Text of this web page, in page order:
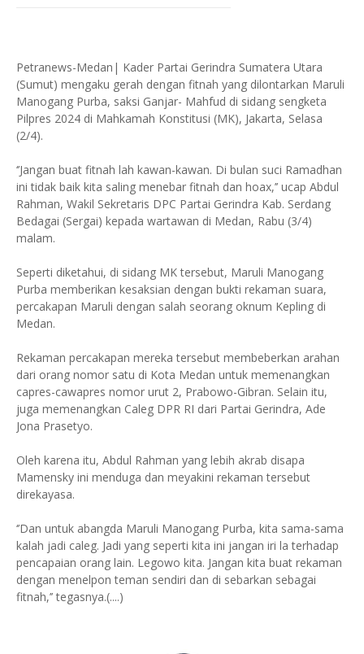
Petranews-Medan| Kader Partai Gerindra Sumatera Utara
(Sumut) mengaku gerah dengan fitnah yang dilontarkan Maruli
Manogang Purba, saksi Ganjar- Mahfud di sidang sengketa
Pilpres 2024 di Mahkamah Konstitusi (MK), Jakarta, Selasa
(2/4).
‘’Jangan buat fitnah lah kawan-kawan. Di bulan suci Ramadhan
ini tidak baik kita saling menebar fitnah dan hoax,’’ ucap Abdul
Rahman, Wakil Sekretaris DPC Partai Gerindra Kab. Serdang
Bedagai (Sergai) kepada wartawan di Medan, Rabu (3/4)
malam.
Seperti diketahui, di sidang MK tersebut, Maruli Manogang
Purba memberikan kesaksian dengan bukti rekaman suara,
percakapan Maruli dengan salah seorang oknum Kepling di
Medan.
Rekaman percakapan mereka tersebut membeberkan arahan
dari orang nomor satu di Kota Medan untuk memenangkan
capres-cawapres nomor urut 2, Prabowo-Gibran. Selain itu,
juga memenangkan Caleg DPR RI dari Partai Gerindra, Ade
Jona Prasetyo.
Oleh karena itu, Abdul Rahman yang lebih akrab disapa
Mamensky ini menduga dan meyakini rekaman tersebut
direkayasa.
‘’Dan untuk abangda Maruli Manogang Purba, kita sama-sama
kalah jadi caleg. Jadi yang seperti kita ini jangan iri la terhadap
pencapaian orang lain. Legowo kita. Jangan kita buat rekaman
dengan menelpon teman sendiri dan di sebarkan sebagai
fitnah,’’ tegasnya.(....)